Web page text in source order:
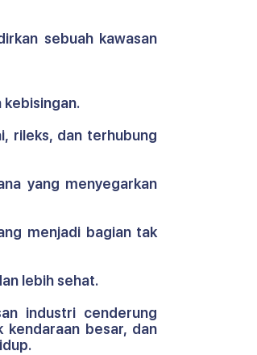
sebuah kawasan
kebisingan.
rileks, dan terhubung
yang menyegarkan
menjadi bagian tak
lebih sehat.
industri cenderung
kendaraan besar, dan